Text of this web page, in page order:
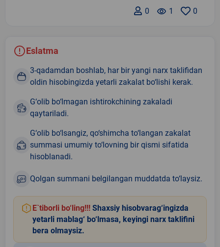
0
remove_red_eye 1
0
Eslatma
3-qadamdan boshlab, har bir yangi narx taklifidan
oldin hisobingizda yetarli zakalat bo‘lishi kerak.
G‘olib bo‘lmagan ishtirokchining zakaladi
qaytariladi.
G‘olib bo‘lsangiz, qo‘shimcha to‘langan zakalat
summasi umumiy to‘lovning bir qismi sifatida
hisoblanadi.
Qolgan summani belgilangan muddatda to‘laysiz.
E`tiborli bo‘ling!!! Shaxsiy hisobvarag‘ingizda
yetarli mablag‘ bo‘lmasa, keyingi narx taklifini
bera olmaysiz.